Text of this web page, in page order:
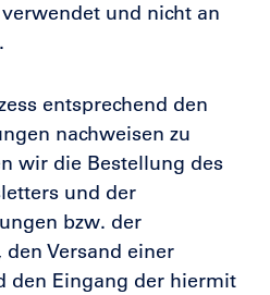
und nicht an
entsprechend den
nachweisen zu
wir die Bestellung des
und der
bzw. der
Versand einer
den Eingang der hiermit